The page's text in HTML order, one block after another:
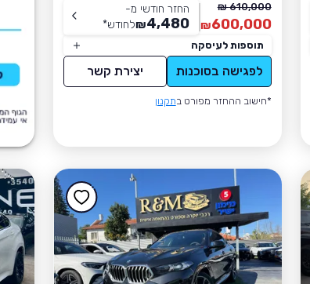
610,000 ₪
600,000
₪
החזר חודשי מ-
4,480
₪לחודש*
תוספות לעיסקה
לפגישה בסוכנות יצירת קשר
*חישוב ההחזר מפורט בתקנון